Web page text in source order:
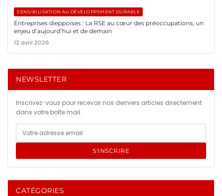
SENSIBILISATION AU DÉVELOPPEMENT DURABLE
Entreprises dieppoises : La RSE au cœur des préoccupations, un
enjeu d’aujourd’hui et de demain
12 avril 2026
NEWSLETTER
Inscrivez-vous pour recevoir nos derniers articles directement
dans votre boîte mail.
S'INSCRIRE
CATÉGORIES